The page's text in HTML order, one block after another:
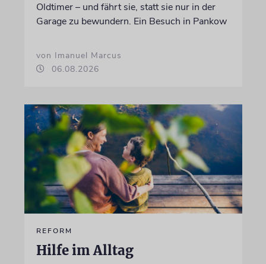
Oldtimer – und fährt sie, statt sie nur in der
Garage zu bewundern. Ein Besuch in Pankow
von Imanuel Marcus
06.08.2026
REFORM
Hilfe im Alltag